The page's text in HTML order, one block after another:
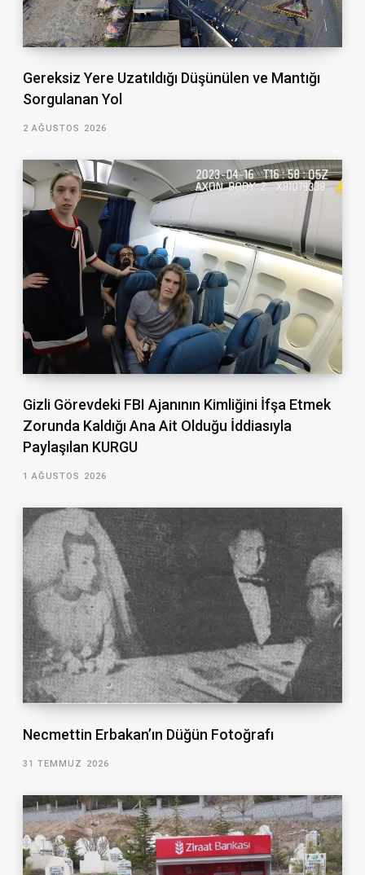
Gereksiz Yere Uzatıldığı Düşünülen ve Mantığı
Sorgulanan Yol
2 AĞUSTOS 2026
Gizli Görevdeki FBI Ajanının Kimliğini İfşa Etmek
Zorunda Kaldığı Ana Ait Olduğu İddiasıyla
Paylaşılan KURGU
1 AĞUSTOS 2026
Necmettin Erbakan’ın Düğün Fotoğrafı
31 TEMMUZ 2026